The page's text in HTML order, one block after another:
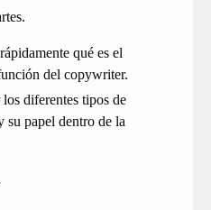
qué es el
del copywriter.
diferentes tipos de
papel dentro de la